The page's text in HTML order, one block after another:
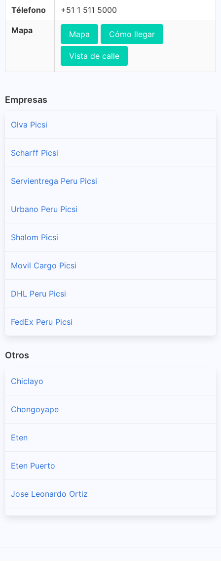
Télefono +51 1 511 5000
Mapa Mapa Cómo llegar
Vista de calle
Empresas
Olva Picsi
Scharff Picsi
Servientrega Peru Picsi
Urbano Peru Picsi
Shalom Picsi
Movil Cargo Picsi
DHL Peru Picsi
FedEx Peru Picsi
Otros
Chiclayo
Chongoyape
Eten
Eten Puerto
Jose Leonardo Ortiz